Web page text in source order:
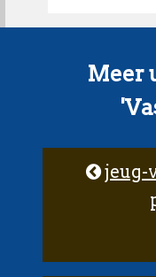
Meer
jeug-